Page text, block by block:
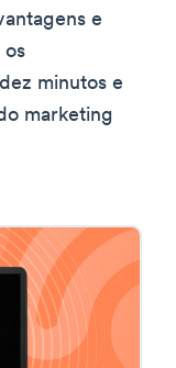
e
os
minutos e
marketing